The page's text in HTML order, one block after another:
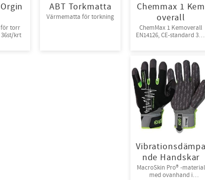
för torr
krt
ABT Torkmatta
Värmematta för torkning
Chemmax 1 Kem
overall
ChemMax 1 Kemoverall
EN14126, CE-standard 3-B,
mot spray och stänk från
giftiga kemikalier.
10st/kart
Vibrationsdämpa
nde Handskar
MacroSkin Pro® -material
med ovanhand i